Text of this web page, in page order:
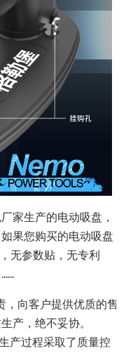
家生产的电动吸盘，
果您购买的电动吸盘
无参数贴，无专利
，向客户提供优质的售
产，绝不妥协。
产过程采取了质量控